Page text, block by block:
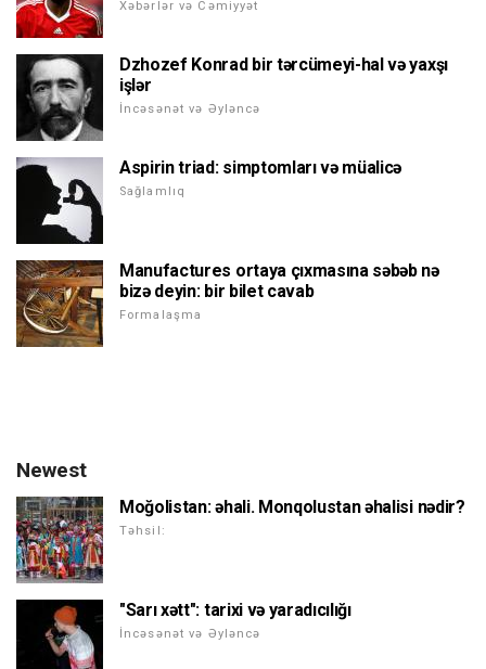
Xəbərlər və Cəmiyyət
Dzhozef Konrad bir tərcümeyi-hal və yaxşı
işlər
İncəsənət və Əyləncə
Aspirin triad: simptomları və müalicə
Sağlamlıq
Manufactures ortaya çıxmasına səbəb nə
bizə deyin: bir bilet cavab
Formalaşma
Newest
Moğolistan: əhali. Monqolustan əhalisi nədir?
Təhsil:
"Sarı xətt": tarixi və yaradıcılığı
İncəsənət və Əyləncə